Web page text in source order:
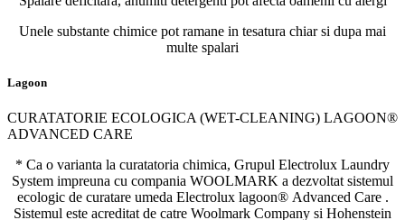
Unele substante chimice pot ramane in tesatura chiar si dupa mai
multe spalari
Lagoon
CURATATORIE ECOLOGICA (WET-CLEANING) LAGOON®
ADVANCED CARE
* Ca o varianta la curatatoria chimica, Grupul Electrolux Laundry
System impreuna cu compania WOOLMARK a dezvoltat sistemul
ecologic de curatare umeda Electrolux lagoon® Advanced Care .
Sistemul este acreditat de catre Woolmark Company si Hohenstein